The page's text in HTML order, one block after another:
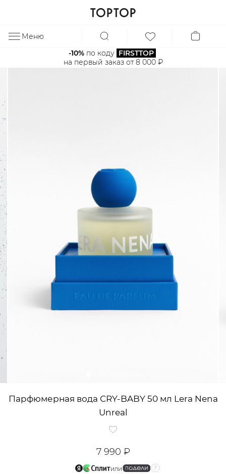
Меню
-10% по коду FIRSTTOP
на первый заказ от 8 000 ₽
Парфюмерная вода СRY-BABY 50 мл Lera Nena
Unreal
7 990 ₽
или